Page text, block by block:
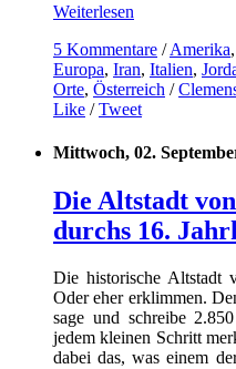
Weiterlesen
5 Kommentare /Amerika,
Europa, Iran, Italien,
Orte, Österreich /
Like /Tweet
Mittwoch, 02.
Die Altstadt
durchs 16.
Die historische Altstadt
Oder eher erklimmen.
sage und schreibe
jedem kleinen Schritt
dabei das, was einem